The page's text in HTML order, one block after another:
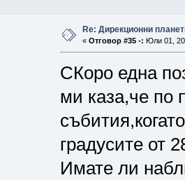
Re: Дирекционни
« Отговор #35 -: Юли 01,
СКоро една
ми каза,че по
градусите от
Имате ли